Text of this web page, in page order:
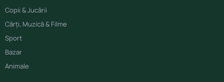
Copii & Jucării
Cărți, Muzică & Filme
Sport
Bazar
Animale